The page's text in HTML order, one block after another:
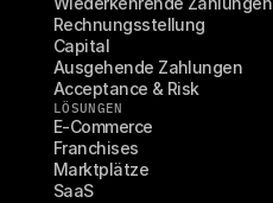
Rechnungsstellung
Capital
Ausgehende Zahlungen
Acceptance & Risk
LÖSUNGEN
E-Commerce
Franchises
Marktplätze
SaaS